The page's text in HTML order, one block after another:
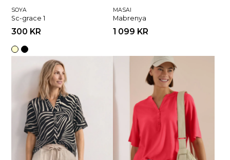
SOYA
Sc-grace 1
300 KR
MASAI
Mabrenya
1 099 KR